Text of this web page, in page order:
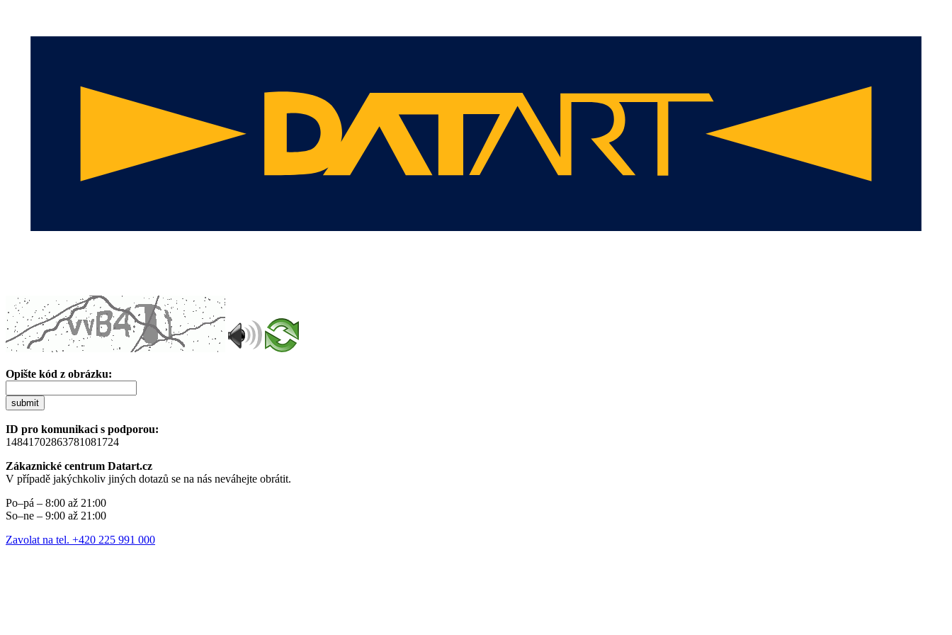
Opište kód z obrázku:
submit
ID pro komunikaci s podporou:
14841702863781081724
Zákaznické centrum Datart.cz
V případě jakýchkoliv jiných dotazů se na nás neváhejte obrátit.
Po–pá – 8:00 až 21:00
So–ne – 9:00 až 21:00
Zavolat na tel. +420 225 991 000